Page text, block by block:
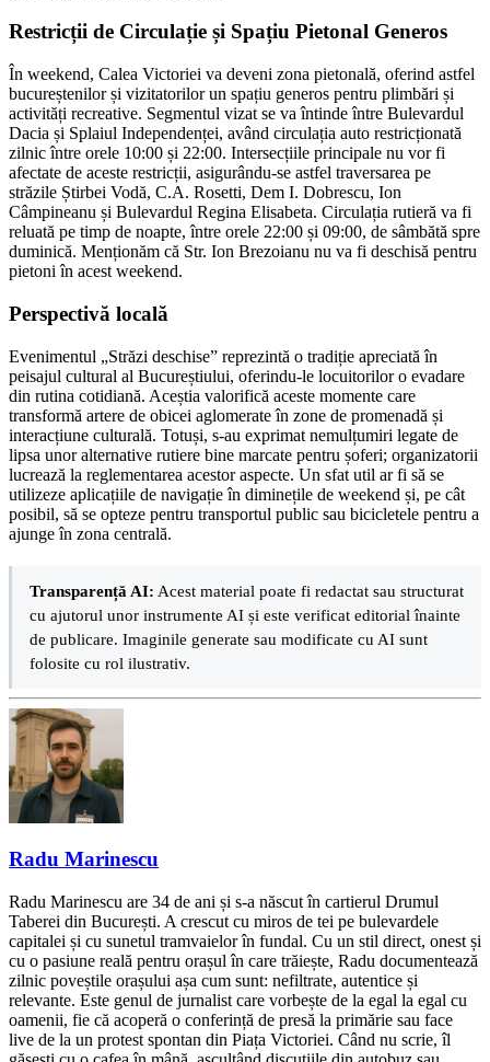
Restricții de Circulație și Spațiu Pietonal Generos
În weekend, Calea Victoriei va deveni zona pietonală, oferind astfel
bucureștenilor și vizitatorilor un spațiu generos pentru plimbări și
activități recreative. Segmentul vizat se va întinde între Bulevardul
Dacia și Splaiul Independenței, având circulația auto restricționată
zilnic între orele 10:00 și 22:00. Intersecțiile principale nu vor fi
afectate de aceste restricții, asigurându-se astfel traversarea pe
străzile Știrbei Vodă, C.A. Rosetti, Dem I. Dobrescu, Ion
Câmpineanu și Bulevardul Regina Elisabeta. Circulația rutieră va fi
reluată pe timp de noapte, între orele 22:00 și 09:00, de sâmbătă spre
duminică. Menționăm că Str. Ion Brezoianu nu va fi deschisă pentru
pietoni în acest weekend.
Perspectivă locală
Evenimentul „Străzi deschise” reprezintă o tradiție apreciată în
peisajul cultural al Bucureștiului, oferindu-le locuitorilor o evadare
din rutina cotidiană. Aceștia valorifică aceste momente care
transformă artere de obicei aglomerate în zone de promenadă și
interacțiune culturală. Totuși, s-au exprimat nemulțumiri legate de
lipsa unor alternative rutiere bine marcate pentru șoferi; organizatorii
lucrează la reglementarea acestor aspecte. Un sfat util ar fi să se
utilizeze aplicațiile de navigație în diminețile de weekend și, pe cât
posibil, să se opteze pentru transportul public sau bicicletele pentru a
ajunge în zona centrală.
Transparență AI: Acest material poate fi redactat sau structurat
cu ajutorul unor instrumente AI și este verificat editorial înainte
de publicare. Imaginile generate sau modificate cu AI sunt
folosite cu rol ilustrativ.
Radu Marinescu
Radu Marinescu are 34 de ani și s-a născut în cartierul Drumul
Taberei din București. A crescut cu miros de tei pe bulevardele
capitalei și cu sunetul tramvaielor în fundal. Cu un stil direct, onest și
cu o pasiune reală pentru orașul în care trăiește, Radu documentează
zilnic poveștile orașului așa cum sunt: nefiltrate, autentice și
relevante. Este genul de jurnalist care vorbește de la egal la egal cu
oamenii, fie că acoperă o conferință de presă la primărie sau face
live de la un protest spontan din Piața Victoriei. Când nu scrie, îl